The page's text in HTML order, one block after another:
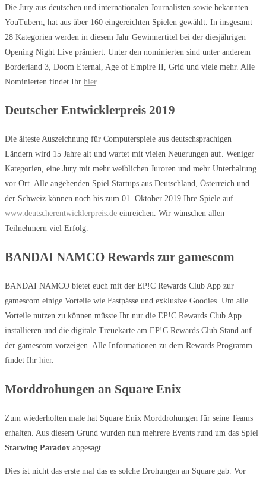
Die Jury aus deutschen und internationalen Journalisten sowie bekannten
YouTubern, hat aus über 160 eingereichten Spielen gewählt. In insgesamt
28 Kategorien werden in diesem Jahr Gewinnertitel bei der diesjährigen
Opening Night Live prämiert. Unter den nominierten sind unter anderem
Borderland 3, Doom Eternal, Age of Empire II, Grid und viele mehr. Alle
Nominierten findet Ihr hier.
Deutscher Entwicklerpreis 2019
Die älteste Auszeichnung für Computerspiele aus deutschsprachigen
Ländern wird 15 Jahre alt und wartet mit vielen Neuerungen auf. Weniger
Kategorien, eine Jury mit mehr weiblichen Juroren und mehr Unterhaltung
vor Ort. Alle angehenden Spiel Startups aus Deutschland, Österreich und
der Schweiz können noch bis zum 01. Oktober 2019 Ihre Spiele auf
www.deutscherentwicklerpreis.de einreichen. Wir wünschen allen
Teilnehmern viel Erfolg.
BANDAI NAMCO Rewards zur gamescom
BANDAI NAMCO bietet euch mit der EP!C Rewards Club App zur
gamescom einige Vorteile wie Fastpässe und exklusive Goodies. Um alle
Vorteile nutzen zu können müsste Ihr nur die EP!C Rewards Club App
installieren und die digitale Treuekarte am EP!C Rewards Club Stand auf
der gamescom vorzeigen. Alle Informationen zu dem Rewards Programm
findet Ihr hier.
Morddrohungen an Square Enix
Zum wiederholten male hat Square Enix Morddrohungen für seine Teams
erhalten. Aus diesem Grund wurden nun mehrere Events rund um das Spiel
Starwing Paradox abgesagt.
Dies ist nicht das erste mal das es solche Drohungen an Square gab. Vor